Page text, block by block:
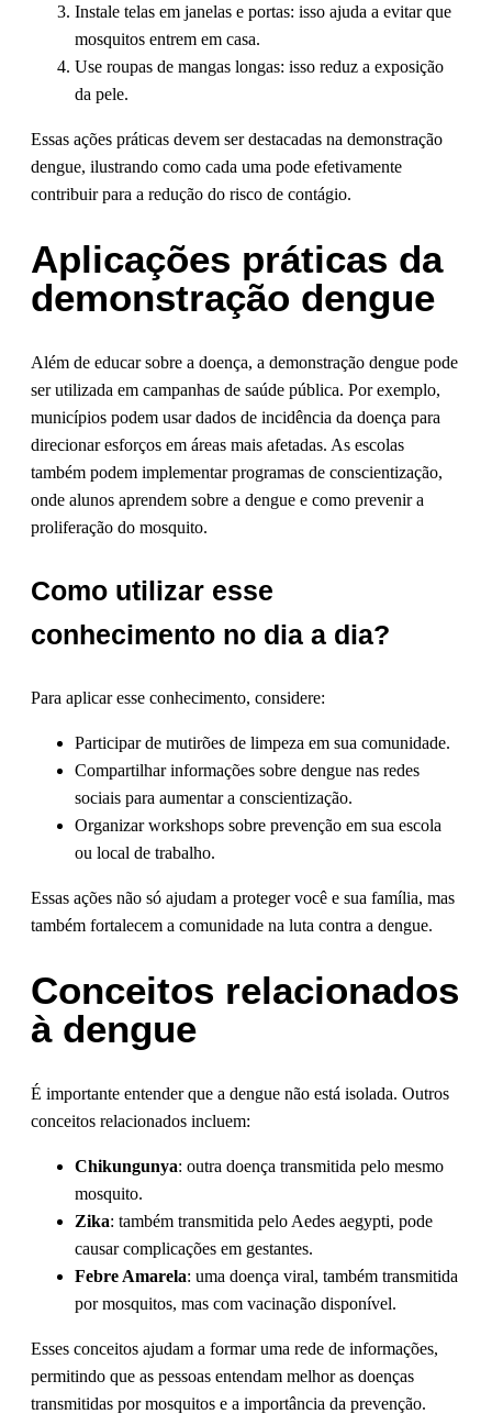
Instale telas em janelas e portas: isso ajuda a evitar que
mosquitos entrem em casa.
Use roupas de mangas longas: isso reduz a exposição
da pele.
Essas ações práticas devem ser destacadas na demonstração
dengue, ilustrando como cada uma pode efetivamente
contribuir para a redução do risco de contágio.
Aplicações práticas da
demonstração dengue
Além de educar sobre a doença, a demonstração dengue pode
ser utilizada em campanhas de saúde pública. Por exemplo,
municípios podem usar dados de incidência da doença para
direcionar esforços em áreas mais afetadas. As escolas
também podem implementar programas de conscientização,
onde alunos aprendem sobre a dengue e como prevenir a
proliferação do mosquito.
Como utilizar esse
conhecimento no dia a dia?
Para aplicar esse conhecimento, considere:
Participar de mutirões de limpeza em sua comunidade.
Compartilhar informações sobre dengue nas redes
sociais para aumentar a conscientização.
Organizar workshops sobre prevenção em sua escola
ou local de trabalho.
Essas ações não só ajudam a proteger você e sua família, mas
também fortalecem a comunidade na luta contra a dengue.
Conceitos relacionados
à dengue
É importante entender que a dengue não está isolada. Outros
conceitos relacionados incluem:
Chikungunya: outra doença transmitida pelo mesmo
mosquito.
Zika: também transmitida pelo Aedes aegypti, pode
causar complicações em gestantes.
Febre Amarela: uma doença viral, também transmitida
por mosquitos, mas com vacinação disponível.
Esses conceitos ajudam a formar uma rede de informações,
permitindo que as pessoas entendam melhor as doenças
transmitidas por mosquitos e a importância da prevenção.